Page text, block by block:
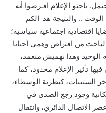
باحثو الإعلام افترضوا أنه
.. والنتيجة هذا الكم
اقتصادية اجتماعية سياسية؛
من افتراض وهمي أحيانا
الوحيد وهذا تهميش متعمد،
تأثير الإعلام محدود، كما
الستينات، كنظرية الوسطاء،
وجود رجع الصدى في
الاتصال الدائري، وانتقال